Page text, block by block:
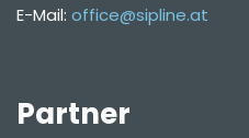
E-Mail: office@sipline.at
Partner